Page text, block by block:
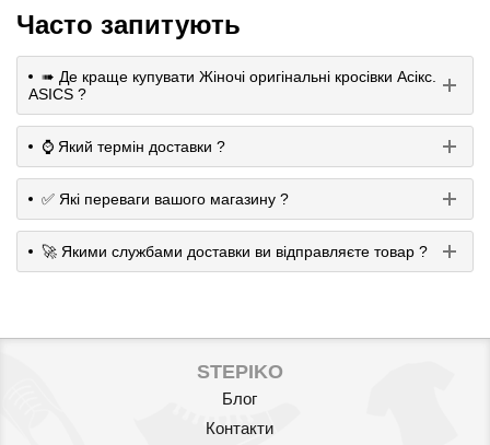
Часто запитують
➠ Де краще купувати Жіночі оригінальні кросівки Асікс.
ASICS ?
⌚️ Який термін доставки ?
✅ Які переваги вашого магазину ?
🚀 Якими службами доставки ви відправляєте товар ?
STEPIKO
Блог
Контакти